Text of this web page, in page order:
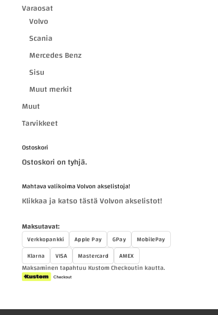
Varaosat
Volvo
Scania
Mercedes Benz
Sisu
Muut merkit
Muut
Tarvikkeet
Ostoskori
Ostoskori on tyhjä.
Mahtava valikoima Volvon akselistoja!
Klikkaa ja katso tästä Volvon akselistot!
Maksutavat:
Verkkopankki Apple Pay GPay
MobilePay
Klarna
VISA Mastercard AMEX
Maksaminen tapahtuu Kustom Checkoutin kautta.